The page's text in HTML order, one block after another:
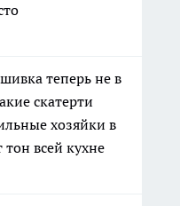
теперь не в
скатерти
хозяйки в
всей кухне